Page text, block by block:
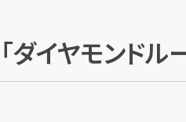
「ダイヤモンド